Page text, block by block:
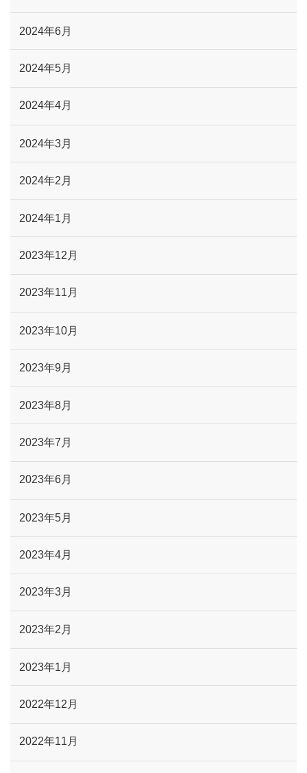
2024年6月
2024年5月
2024年4月
2024年3月
2024年2月
2024年1月
2023年12月
2023年11月
2023年10月
2023年9月
2023年8月
2023年7月
2023年6月
2023年5月
2023年4月
2023年3月
2023年2月
2023年1月
2022年12月
2022年11月